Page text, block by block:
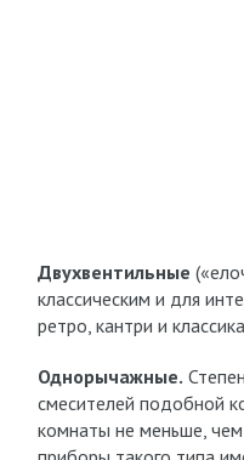
Двухвентильные
классическим и для
ретро, кантри и
Однорычажные.
смесителей подобной
комнаты не меньше,